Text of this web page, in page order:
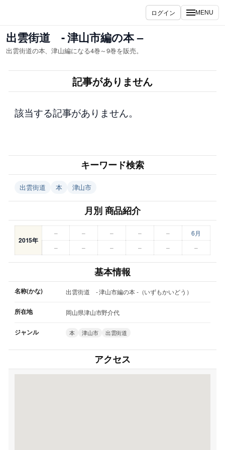
を
ス
キ
ッ
ログイン MENU
出雲街道 - 津山市編の本 –
出雲街道の本、津山編になる4巻～9巻を販売。
記事がありません
該当する記事がありません。
キーワード検索
出雲街道 本 津山市
月別 商品紹介
2015年
– – – – –
6月
–
– – – – –
基本情報
名称(かな) 出雲街道 - 津山市編の本 -（いずもかいどう）
所在地 岡山県津山市野介代
ジャンル 本 津山市 出雲街道
アクセス